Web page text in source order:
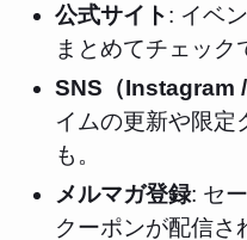
公式サイト: イベ
まとめてチェック
SNS（Instagram /
イムの更新や限定
も。
メルマガ登録: セ
クーポンが配信さ